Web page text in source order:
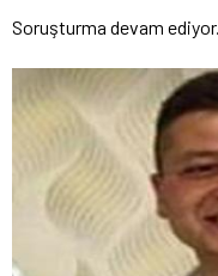
Soruşturma devam ediyor.